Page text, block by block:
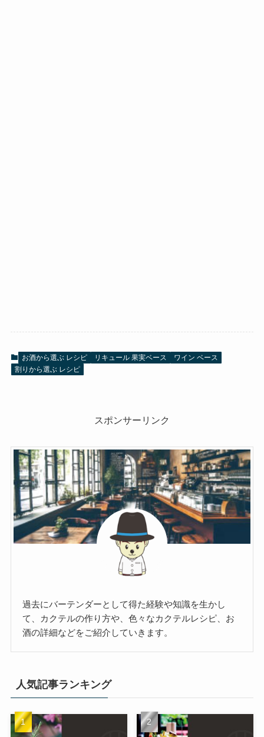
お酒から選ぶ レシピ リキュール 果実ベース
ワイン ベース
割りから選ぶ レシピ
スポンサーリンク
過去にバーテンダーとして得た経験や知識を生かし
て、カクテルの作り方や、色々なカクテルレシピ、お
酒の詳細などをご紹介していきます。
人気記事ランキング